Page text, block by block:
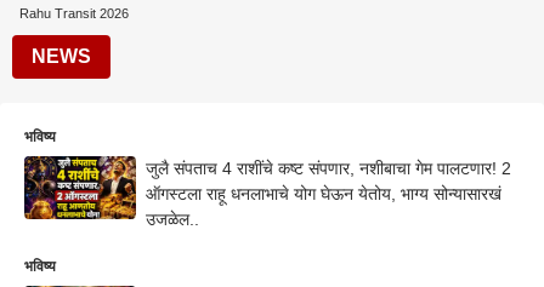
Rahu Transit 2026
NEWS
भविष्य
जुलै संपताच 4 राशींचे कष्ट संपणार, नशीबाचा गेम पालटणार! 2
ऑगस्टला राहू धनलाभाचे योग घेऊन येतोय, भाग्य सोन्यासारखं
उजळेल..
भविष्य